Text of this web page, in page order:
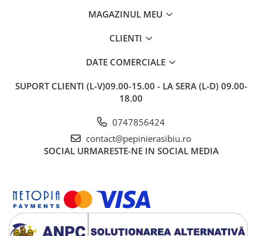
MAGAZINUL MEU
CLIENTI
DATE COMERCIALE
SUPORT CLIENTI (L-V)09.00-15.00 - LA SERA (L-D) 09.00-
18.00
0747856424
contact@pepinierasibiu.ro
SOCIAL URMARESTE-NE IN SOCIAL MEDIA